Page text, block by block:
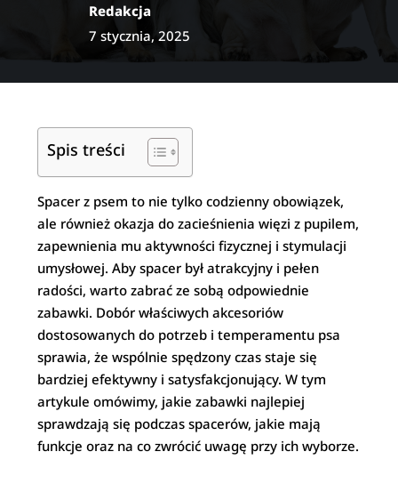
Redakcja
7 stycznia, 2025
Spis treści
Spacer z psem to nie tylko codzienny obowiązek,
ale również okazja do zacieśnienia więzi z pupilem,
zapewnienia mu aktywności fizycznej i stymulacji
umysłowej. Aby spacer był atrakcyjny i pełen
radości, warto zabrać ze sobą odpowiednie
zabawki. Dobór właściwych akcesoriów
dostosowanych do potrzeb i temperamentu psa
sprawia, że wspólnie spędzony czas staje się
bardziej efektywny i satysfakcjonujący. W tym
artykule omówimy, jakie zabawki najlepiej
sprawdzają się podczas spacerów, jakie mają
funkcje oraz na co zwrócić uwagę przy ich wyborze.